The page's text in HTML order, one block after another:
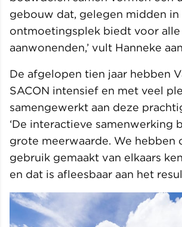
gebouw dat, gelegen midden in
ontmoetingsplek biedt voor alle
aanwonenden,’ vult Hanneke
De afgelopen tien jaar hebben
SACON intensief en met veel
samengewerkt aan deze
‘De interactieve samenwerking
grote meerwaarde. We hebben
gebruik gemaakt van elkaars
en dat is afleesbaar aan het